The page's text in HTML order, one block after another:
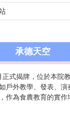
承德天空
正式揭牌，位於本院
戶外教學、發表、
作為食農教育的實作